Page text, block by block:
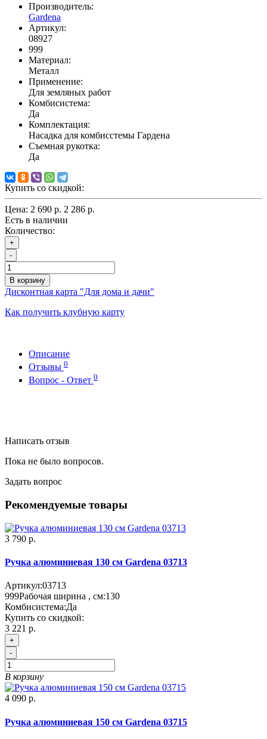
Производитель:
Gardena
Артикул:
08927
999
Материал:
Металл
Применение:
Для земляных работ
Комбисистема:
Да
Комплектация:
Насадка для комбисстемы Гардена
Съемная рукотка:
Да
Купить со скидкой:
Цена: 2 690 р. 2 286 р.
Есть в наличии
Количество:
+
-
В корзину
Дисконтная карта "Для дома и дачи"
Как получить клубную карту
Описание
Отзывы 0
Вопрос - Ответ 0
Написать отзыв
Пока не было вопросов.
Задать вопрос
Рекомендуемые товары
3 790 р.
Ручка алюминиевая 130 см Gardena 03713
Артикул:03713
999Рабочая ширина , см:130
Комбисистема:Да
Купить со скидкой:
3 221 р.
+
-
В корзину
4 090 р.
Ручка алюминиевая 150 см Gardena 03715